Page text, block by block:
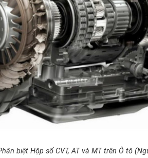
biệt Hộp số CVT, AT và MT trên Ô tô